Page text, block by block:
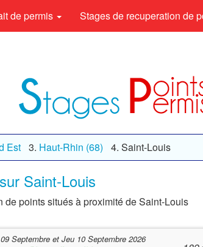
de permis Stages de recuperation de
Est Haut-Rhin (68) Saint-Louis
Saint-Louis
points situés à proximité de Saint-Louis
Septembreet Jeu 10 Septembre 2026